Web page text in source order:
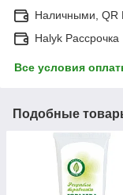
Наличными, QR
Halyk Рассрочка
Все условия
Подобные